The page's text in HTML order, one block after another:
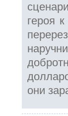
героя
они